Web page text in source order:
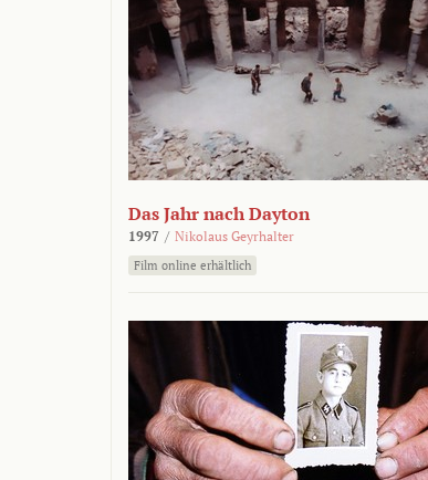
Das Jahr nach Dayton
1997 / Nikolaus Geyrhalter
Film online erhältlich